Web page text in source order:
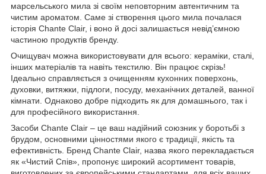
марсельського мила зі своїм неповторним автентичним та
чистим ароматом. Саме зі створення цього мила почалася
історія Chante Clair, і воно й досі залишається невід’ємною
частиною продуктів бренду.
Очищувач можна використовувати для всього: кераміки, сталі,
інших матеріалів та навіть текстилю. Він працює скрізь!
Ідеально справляється з очищенням кухонних поверхонь,
духовки, витяжки, підлоги, посуду, механічних деталей, ванної
кімнати. Однаково добре підходить як для домашнього, так і
для професійного використання.
Засоби Chante Clair – це ваш надійний союзник у боротьбі з
брудом, основними цінностями якого є традиції, якість та
ефективність. Бренд Chante Clair, назва якого перекладається
як «Чистий Спів», пропонує широкий асортимент товарів,